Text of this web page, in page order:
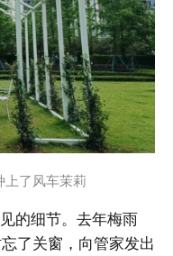
了风车茉莉
的细节。去年梅雨
了关窗，向管家发出